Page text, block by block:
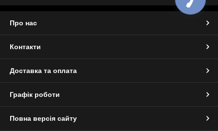
Про нас
Контакти
Доставка та оплата
Графік роботи
Повна версія сайту